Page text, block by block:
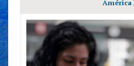
América